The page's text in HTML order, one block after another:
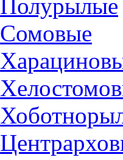
Полурылые
Сомовые